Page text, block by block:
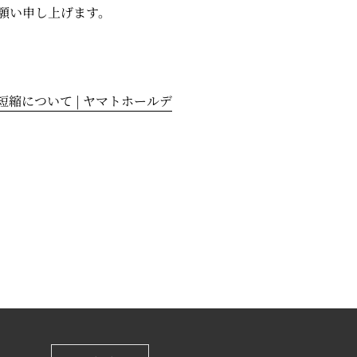
申し上げます。
縮について | ヤマトホールデ